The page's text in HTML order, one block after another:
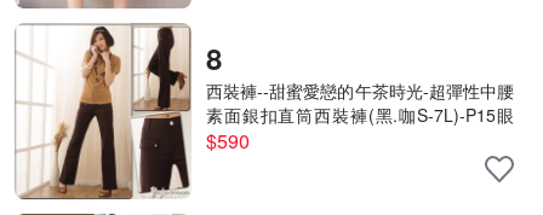
8
西裝褲--甜蜜愛戀的午茶時光-超彈性中腰
素面銀扣直筒西裝褲(黑.咖S-7L)-P15眼
圈熊中大尺碼
$590